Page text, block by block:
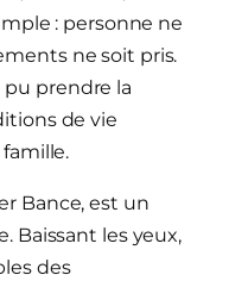
: personne ne
ne soit pris.
prendre la
de vie
Bance, est un
Baissant les yeux,
des